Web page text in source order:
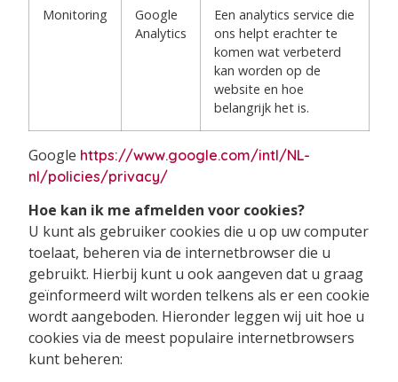
Monitoring
Google
Analytics
Een analytics service die
ons helpt erachter te
komen wat verbeterd
kan worden op de
website en hoe
belangrijk het is.
Google https://www.google.com/intl/NL-
nl/policies/privacy/
Hoe kan ik me afmelden voor cookies?
U kunt als gebruiker cookies die u op uw computer
toelaat, beheren via de internetbrowser die u
gebruikt. Hierbij kunt u ook aangeven dat u graag
geïnformeerd wilt worden telkens als er een cookie
wordt aangeboden. Hieronder leggen wij uit hoe u
cookies via de meest populaire internetbrowsers
kunt beheren: